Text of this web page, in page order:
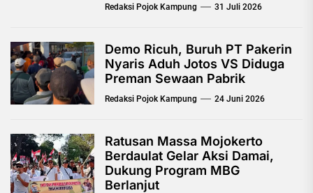
Redaksi Pojok Kampung 31 Juli 2026
Demo Ricuh, Buruh PT Pakerin
Nyaris Aduh Jotos VS Diduga
Preman Sewaan Pabrik
Redaksi Pojok Kampung 24 Juni 2026
Ratusan Massa Mojokerto
Berdaulat Gelar Aksi Damai,
Dukung Program MBG
Berlanjut